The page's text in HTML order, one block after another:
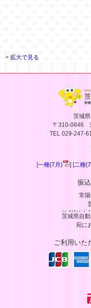
>拡大で見る
茨城
〒310-0846
TEL 029-247-
[一種(7月) ] [二種
振
常
茨城県自
ｲﾊﾞﾗｷｹﾝｼﾞﾄﾞｳ
宛に
ご利用いた